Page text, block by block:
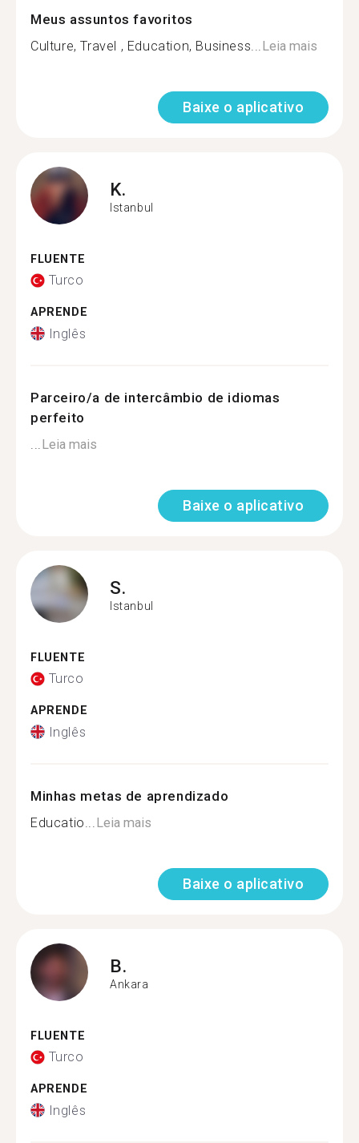
Meus assuntos favoritos
Culture, Travel , Education, Business... Leia mais
Baixe o aplicativo
K.
Istanbul
FLUENTE
Turco
APRENDE
Inglês
Parceiro/a de intercâmbio de idiomas
perfeito
Leia mais
Baixe o aplicativo
S.
Istanbul
FLUENTE
Turco
APRENDE
Inglês
Minhas metas de aprendizado
Educatio... Leia mais
Baixe o aplicativo
B.
Ankara
FLUENTE
Turco
APRENDE
Inglês